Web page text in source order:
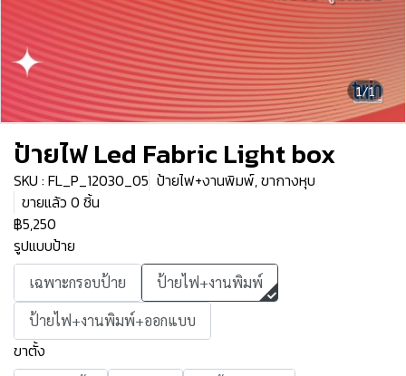
1/1
ป้ายไฟ Led Fabric Light box
SKU : FL_P_12030_05 ป้ายไฟ+งานพิมพ์, ขากางหุบ
ขายแล้ว 0 ชิ้น
฿5,250
รูปแบบป้าย
เฉพาะกรอบป้าย
ป้ายไฟ+งานพิมพ์
ป้ายไฟ+งานพิมพ์+ออกแบบ
ขาตั้ง